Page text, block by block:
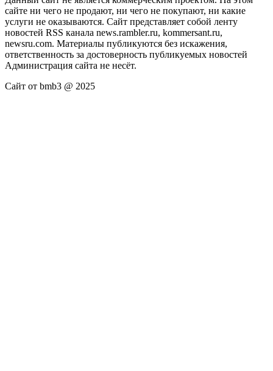
сайте ни чего не продают, ни чего не покупают, ни какие
услуги не оказываются. Сайт представляет собой ленту
новостей RSS канала news.rambler.ru, kommersant.ru,
newsru.com. Материалы публикуются без искажения,
ответственность за достоверность публикуемых новостей
Администрация сайта не несёт.
Сайт от bmb3 @ 2025